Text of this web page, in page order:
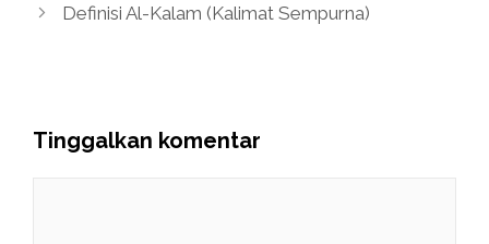
Definisi Al-Kalam (Kalimat Sempurna)
Tinggalkan komentar